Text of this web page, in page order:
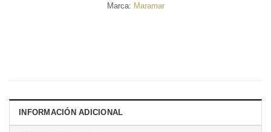
Marca: Maramar
INFORMACIÓN ADICIONAL